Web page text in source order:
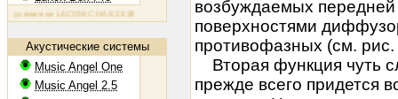
LACONIC HA-02,03B/B2/M: 6N6P, 2х1,2 Вт на 300 Ом
Акустические системы
Music Angel One
Music Angel 2.5
возбуждаемых
поверхностями
противофазных (см. рис.
Вторая функция чуть
прежде всего придется